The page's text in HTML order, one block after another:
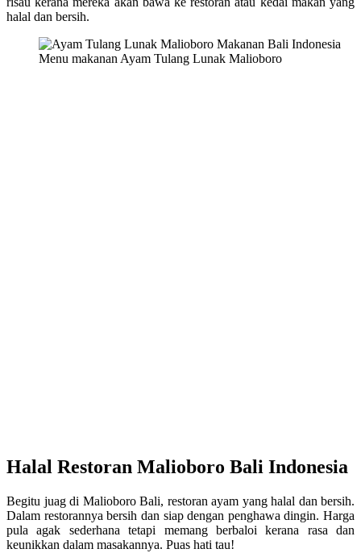
halal dan bersih.
Menu makanan Ayam Tulang Lunak Malioboro
Halal Restoran Malioboro Bali Indonesia
Begitu juag di Malioboro Bali, restoran ayam yang halal dan bersih.
Dalam restorannya bersih dan siap dengan penghawa dingin. Harga
pula agak sederhana tetapi memang berbaloi kerana rasa dan
keunikkan dalam masakannya. Puas hati tau!